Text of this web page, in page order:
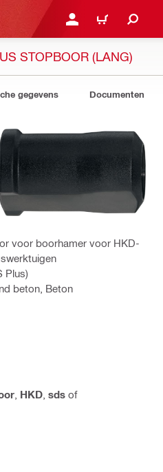
LOG IN OF REGISTREER
WINKELWAGEN
STOPBOOR (LANG)
gegevens Documenten
voor boorhamer voor HKD-
Plus)
beton, Beton
HKD sds of